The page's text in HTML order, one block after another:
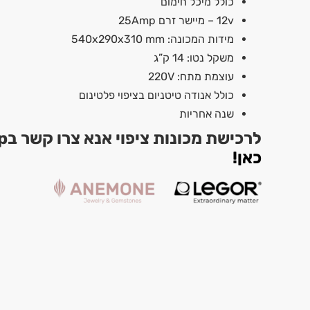
12v – מיישר זרם 25Amp
מידות המכונה: 540x290x310 mm
משקל נטו: 14 ק”ג
עוצמת מתח: 220V
כולל אנודה טיטניום בציפוי פלטינום
שנה אחריות
לרכישת מכונות ציפוי אנא צרו קשר בWhatsapp –
כאן!